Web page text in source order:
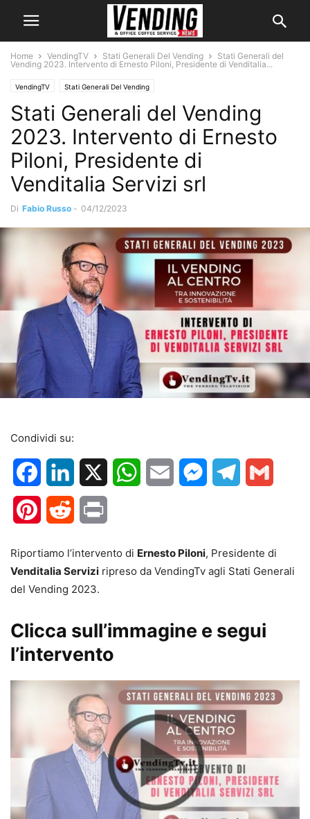
Home VendingTV Stati Generali Del Vending
Stati Generali del
Vending 2023. Intervento di Ernesto Piloni, Presidente di Venditalia...
VendingTV Stati Generali Del Vending
Stati Generali del Vending
2023. Intervento di Ernesto
Piloni, Presidente di
Venditalia Servizi srl
Di Fabio Russo - 04/12/2023
Condividi su:
FacebookLinkedIn WhatsApp
Email MessengerTelegram
PinterestReddit
Riportiamo l’intervento di Ernesto Piloni, Presidente di
Venditalia Servizi ripreso da VendingTv agli Stati Generali
del Vending 2023.
Clicca sull’immagine e segui
l’intervento